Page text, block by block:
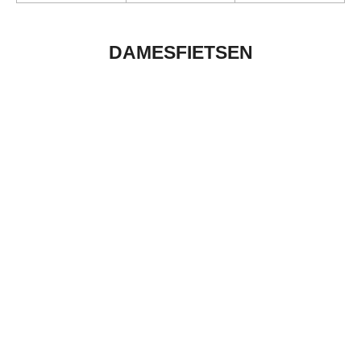
DAMESFIETSEN